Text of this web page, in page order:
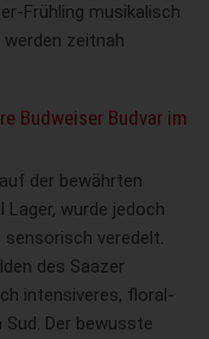
Frühling musikalisch
werden zeitnah
Budweiser Budvar im
der bewährten
Lager, wurde jedoch
veredelt.
des Saazer
intensiveres, floral-
Der bewusste